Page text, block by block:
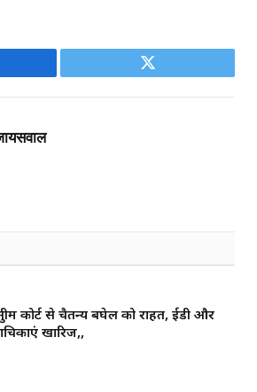
Twitter
कोर्ट से चैतन्य बघेल को राहत, ईडी और
खारिज,,